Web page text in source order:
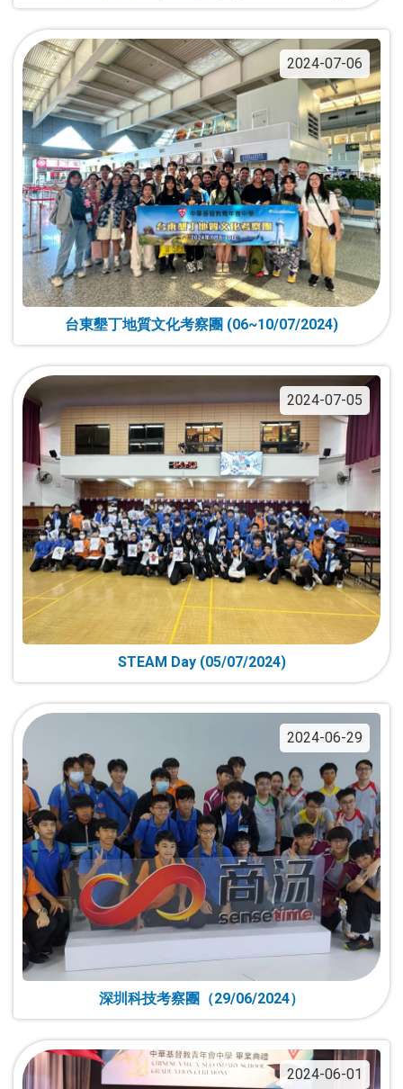
2024-07-06
台東墾丁地質文化考察團 (06~10/07/2024)
2024-07-05
STEAM Day (05/07/2024)
2024-06-29
深圳科技考察團（29/06/2024）
2024-06-01